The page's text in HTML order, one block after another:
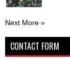
Next More »
CONTACT FORM